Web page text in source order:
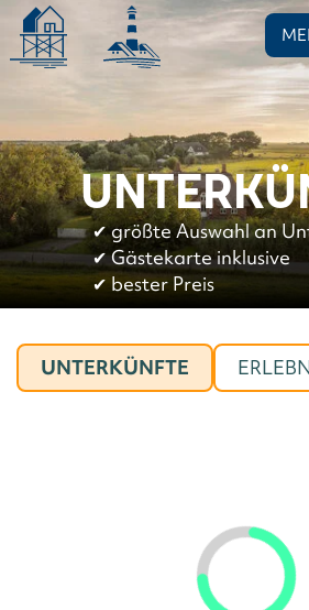
✔︎größte Auswahl an
✔︎Gästekarte inklusive
✔︎ bester Preis
UNTERKÜNFTE